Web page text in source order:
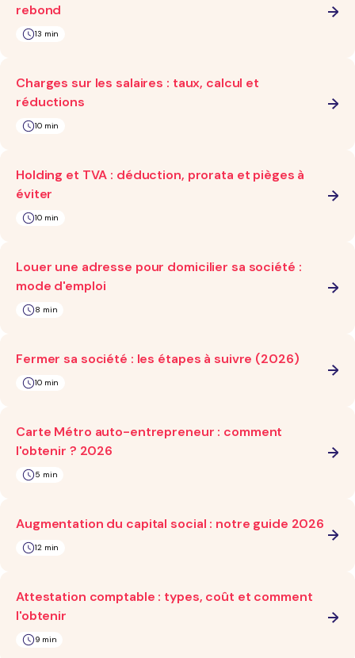
rebond
13 min
Charges sur les salaires : taux, calcul et
réductions
10 min
Holding et TVA : déduction, prorata et pièges à
éviter
10 min
Louer une adresse pour domicilier sa société :
mode d'emploi
8 min
Fermer sa société : les étapes à suivre (2026)
10 min
Carte Métro auto-entrepreneur : comment
l'obtenir ? 2026
5 min
Augmentation du capital social : notre guide 2026
12 min
Attestation comptable : types, coût et comment
l'obtenir
9 min